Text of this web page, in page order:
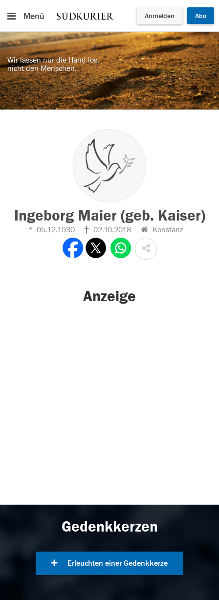
Menü Anmelden Abo
Wir lassen nur die Hand los,
nicht den Menschen.
Ingeborg Maier (geb. Kaiser)
05.12.1930 02.10.2018 Konstanz
Anzeige
Gedenkkerzen
Erleuchten einer Gedenkkerze